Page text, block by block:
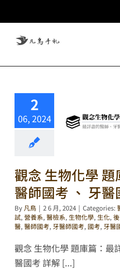
2
06, 2024
觀念 生物化學
醫師國考 、 牙醫
By 凡鳥 | 2 6 月, 2024 | Categories:
試, 營養系, 醫檢系, 生物化學, 生化,
醫, 醫師國考, 牙醫師國考, 國考, 牙醫
觀念 生物化學 題庫篇：最
醫國考 詳解 [...]